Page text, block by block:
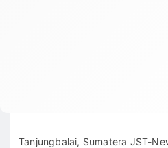
Tanjungbalai, Sumatera JST-